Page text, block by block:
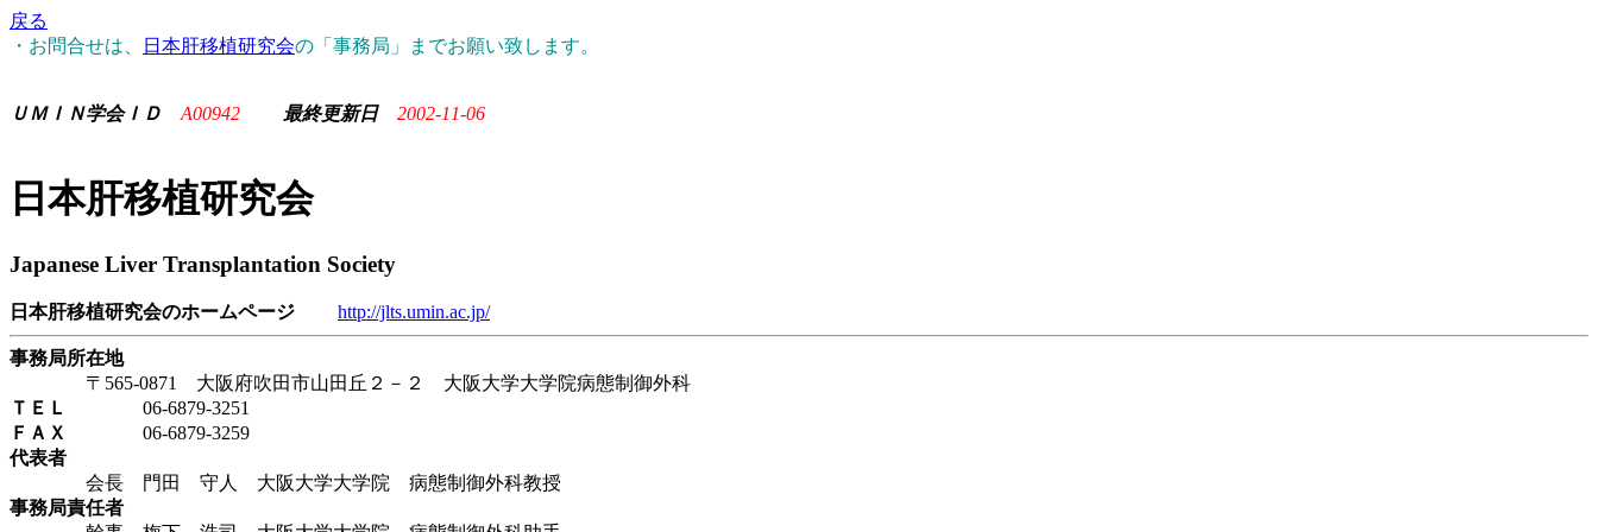
戻る
・お問合せは、
日本肝移植研究会の「事務局」までお願い致します。
ＵＭＩＮ学会ＩＤ A00942 最終更新日 2002-11-06
日本肝移植研究会
Japanese Liver Transplantation Society
日本肝移植研究会のホームページ http://jlts.umin.ac.jp/
事務局所在地
〒565-0871 大阪府吹田市山田丘２－２ 大阪大学大学院病態制御外科
ＴＥＬ
06-6879-3251
ＦＡＸ
06-6879-3259
代表者
会長 門田 守人 大阪大学大学院 病態制御外科教授
事務局責任者